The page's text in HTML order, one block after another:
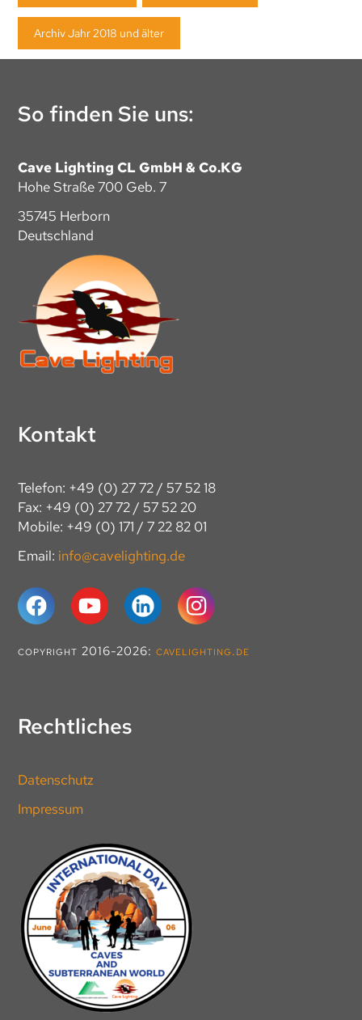
Archiv Jahr 2018 und älter
So finden Sie uns:
Cave Lighting CL GmbH & Co.KG
Hohe Straße 700 Geb. 7
35745 Herborn
Deutschland
Kontakt
Telefon: +49 (0) 27 72 / 57 52 18
Fax: +49 (0) 27 72 / 57 52 20
Mobile: +49 (0) 171 / 7 22 82 01
Email: info@cavelighting.de
copyright 2016-2026:cavelighting.de
Rechtliches
Datenschutz
Impressum